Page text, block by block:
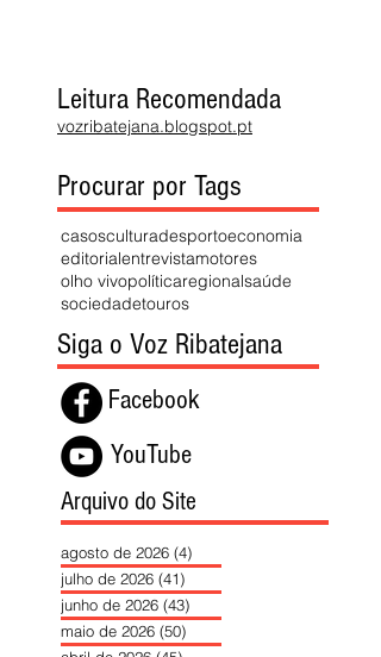
Leitura Recomendada
vozribatejana.blogspot.pt
Procurar por Tags
casosculturadesportoeconomia
editorialentrevistamotores
olho vivopolíticaregionalsaúde
sociedadetouros
Siga o Voz Ribatejana
Facebook
YouTube
Arquivo do Site
agosto de 2026 (4)
julho de 2026 (41)
junho de 2026 (43)
maio de 2026 (50)